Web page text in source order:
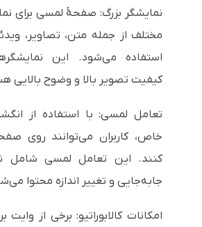
نمایشگر بزرگ: صفحهٔ لمسی برای
مختلف از جمله متن، تصاویر،
استفاده می‌شود. این
کیفیت تصویر بالا و وضوح بالایی
تعامل لمسی: با استفاده از
خاص، کاربران می‌توانند روی
کنند. این تعامل لمسی شامل
جابه‌جایی و تغییر اندازه محتوا
امکانات کالابوراتیو: برخی از